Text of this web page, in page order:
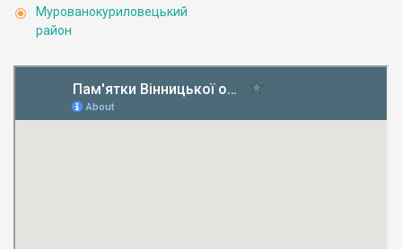
Мурованокуриловецький
район